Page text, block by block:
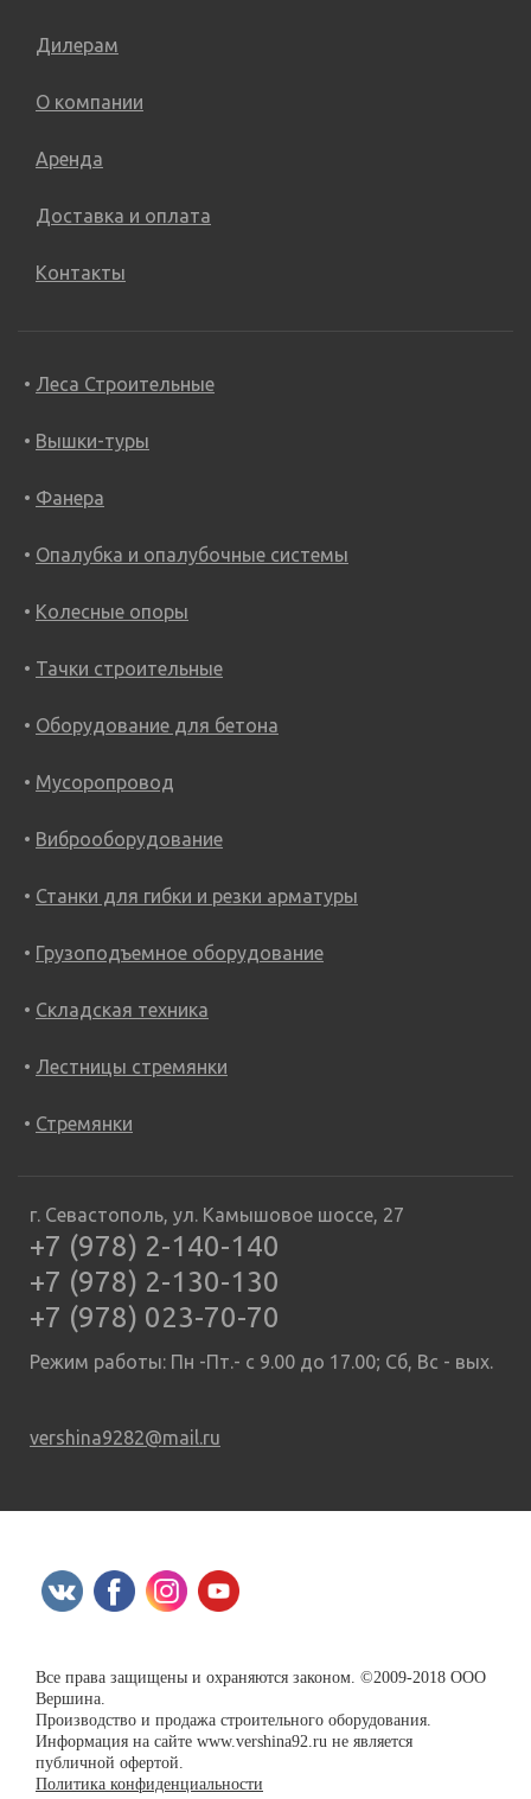
Дилерам
О компании
Аренда
Доставка и оплата
Контакты
Леса Строительные
Вышки-туры
Фанера
Опалубка и опалубочные системы
Колесные опоры
Тачки строительные
Оборудование для бетона
Мусоропровод
Виброоборудование
Станки для гибки и резки арматуры
Грузоподъемное оборудование
Складская техника
Лестницы стремянки
Стремянки
г. Севастополь, ул. Камышовое шоссе, 27
+7 (978) 2-140-140
+7 (978) 2-130-130
+7 (978) 023-70-70
Режим работы: Пн -Пт.- с 9.00 до 17.00; Сб, Вс - вых.
vershina9282@mail.ru
Все права защищены и охраняются законом. ©2009-2018 ООО
Вершина.
Производство и продажа строительного оборудования.
Информация на сайте www.vershina92.ru не является
публичной офертой.
Политика конфиденциальности